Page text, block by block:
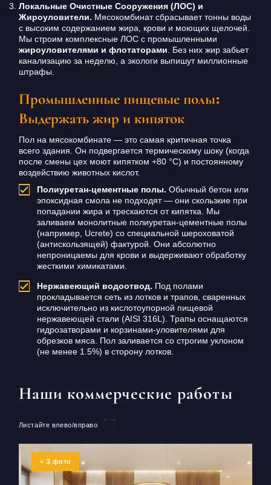
Локальные Очистные Сооружения (ЛОС) и
Жироуловители. Мясокомбинат сбрасывает тонны воды
с высоким содержанием жира, крови и моющих щелочей.
Мы строим комплексные ЛОС с промышленными
жироуловителями и флотаторами . Без них жир забьет
канализацию за неделю, а экологи выпишут миллионные
штрафы.
Промышленные пищевые полы:
Выдержать жир и кипяток
Пол на мясокомбинате — это самая критичная точка
всего здания. Он подвергается термическому шоку (когда
после смены цех моют кипятком +80 °C) и постоянному
воздействию животных кислот.
Полиуретан-цементные полы. Обычный бетон или
эпоксидная смола не подходят — они скользкие при
попадании жира и трескаются от кипятка. Мы
заливаем монолитные полиуретан-цементные полы
(например, Ucrete) со специальной шероховатой
(антискользящей) фактурой. Они абсолютно
непроницаемы для крови и выдерживают обработку
жесткими химикатами.
Нержавеющий водоотвод. Под полами
прокладывается сеть из лотков и трапов, сваренных
исключительно из кислотоупорной пищевой
нержавеющей стали (AISI 316L). Трапы оснащаются
гидрозатворами и корзинами-уловителями для
обрезков мяса. Пол заливается со строгим уклоном
(не менее 1.5%) в сторону лотков.
Наши коммерческие работы
Листайте влево/вправо
+ 3 фото